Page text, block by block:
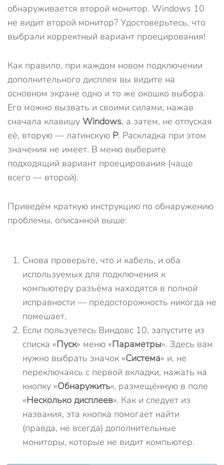
обнаруживается второй монитор. Windows 10
не видит второй монитор? Удостоверьтесь, что
выбрали корректный вариант проецирования!
Как правило, при каждом новом подключении
дополнительного дисплея вы видите на
основном экране одно и то же окошко выбора.
Его можно вызвать и своими силами, нажав
сначала клавишу Windows, а затем, не отпуская
её, вторую — латинскую P. Раскладка при этом
значения не имеет. В меню выберите
подходящий вариант проецирования (чаще
всего — второй).
Приведём краткую инструкцию по обнаружению
проблемы, описанной выше:
Снова проверьте, что и кабель, и оба
используемых для подключения к
компьютеру разъёма находятся в полной
исправности — предосторожность никогда не
помешает.
Если пользуетесь Виндовс 10, запустите из
списка «Пуск» меню «Параметры». Здесь вам
нужно выбрать значок «Система» и, не
переключаясь с первой вкладки, нажать на
кнопку «Обнаружить», размещённую в поле
«Несколько дисплеев». Как и следует из
названия, эта кнопка помогает найти
(правда, не всегда) дополнительные
мониторы, которые не видит компьютер.